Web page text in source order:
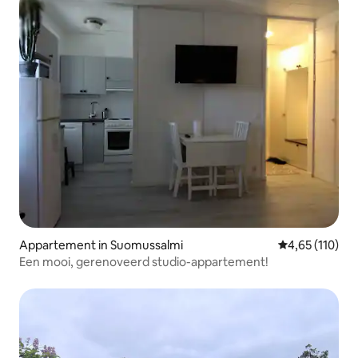
Appartement in Suomussalmi Gemiddelde
4,65 (110)
Een mooi, gerenoveerd studio-appartement!